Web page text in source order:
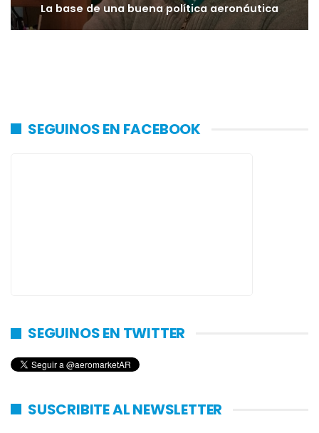
La base de una buena política aeronáutica
SEGUINOS EN FACEBOOK
SEGUINOS EN TWITTER
SUSCRIBITE AL NEWSLETTER